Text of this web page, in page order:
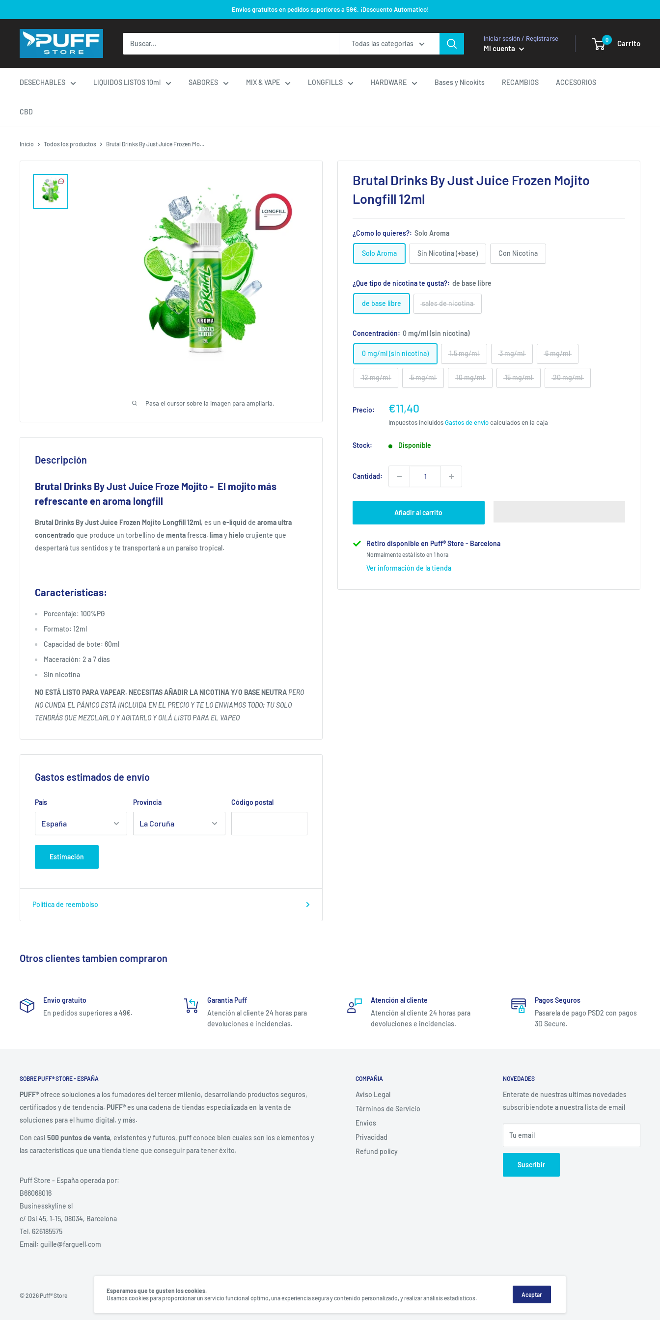
directamente
contenido
Envios gratuitos en pedidos superiores a 59€. ¡Descuento Automatico!
Todas las categorias
Iniciar sesión / Registrarse
Mi cuenta
0 Carrito
DESECHABLES LIQUIDOS LISTOS 10ml SABORES MIX & VAPE LONGFILLS HARDWARE Bases y Nicokits RECAMBIOS ACCESORIOS
CBD
Inicio Todos los productos Brutal Drinks By Just Juice Frozen Mo...
Pasa el cursor sobre la imagen para ampliarla.
Brutal Drinks By Just Juice Frozen Mojito
Longfill 12ml
¿Como lo quieres?: Solo Aroma
Solo Aroma Sin Nicotina (+base) Con Nicotina
¿Que tipo de nicotina te gusta?: de base libre
de base libre sales de nicotina
Concentración: 0 mg/ml (sin nicotina)
0 mg/ml (sin nicotina) 1.5 mg/ml 3 mg/ml 6 mg/ml
12 mg/ml 5 mg/ml 10 mg/ml 15 mg/ml 20 mg/ml
Precio:
Precio
de
venta
€11,40
Impuestos incluidosGastos de envíocalculados en la caja
Stock: Disponible
Cantidad:
Añadir al carrito
Retiro disponible en Puff® Store - Barcelona
Normalmente está listo en 1 hora
Ver información de la tienda
Descripción
Brutal Drinks By Just Juice Froze Mojito - El mojito más
refrescante en aroma longfill
Brutal Drinks By Just Juice Frozen Mojito Longfill 12ml, es un e-liquidde aroma ultra
concentradoque produce un torbellino de mentafresca, limayhielocrujiente que
despertará tus sentidos y te transportará a un paraíso tropical.
Características:
Porcentaje: 100%PG
Formato: 12ml
Capacidad de bote: 60ml
Maceración: 2 a 7 días
Sin nicotina
NO ESTÁ LISTO PARA VAPEAR. NECESITAS AÑADIR LA NICOTINA Y/O BASE NEUTRA PERO
NO CUNDA EL PÁNICO ESTÁ INCLUIDA EN EL PRECIO Y TE LO ENVIAMOS TODO; TU SOLO
TENDRÁS QUE MEZCLARLO Y AGITARLO Y OILÁ LISTO PARA EL VAPEO
Gastos estimados de envío
País Provincia Código postal
Estimación
Política de reembolso
Otros clientes tambien compraron
Envio gratuito
En pedidos superiores a 49€.
Garantia Puff
Atención al cliente 24 horas para
devoluciones e incidencias.
Atención al cliente
Atención al cliente 24 horas para
devoluciones e incidencias.
Pagos Seguros
Pasarela de pago PSD2 con pagos
3D Secure.
SOBRE PUFF® STORE - ESPAÑA
PUFF®ofrece soluciones a los fumadores del tercer milenio, desarrollando productos seguros,
certificados y de tendencia. PUFF®es una cadena de tiendas especializada en la venta de
soluciones para el humo digital, y más.
Con casi 500 puntos de venta, existentes y futuros, puff conoce bien cuales son los elementos y
las características que una tienda tiene que conseguir para tener éxito.
Puff Store - España operada por:
B66068016
Businesskyline sl
c/ Osi 45, 1-15, 08034, Barcelona
Tel. 626185575
Email: guille@farguell.com
COMPAÑIA
Aviso Legal
Términos de Servicio
Envios
Privacidad
Refund policy
NOVEDADES
Enterate de nuestras ultimas novedades
subscribiendote a nuestra lista de email
Tu email
Suscribir
© 2026 Puff® Store
Esperamos que te gusten los cookies.
Usamos cookies para proporcionar un servicio funcional óptimo, una experiencia segura y contenido personalizado, y realizar análisis estadísticos.
Aceptar